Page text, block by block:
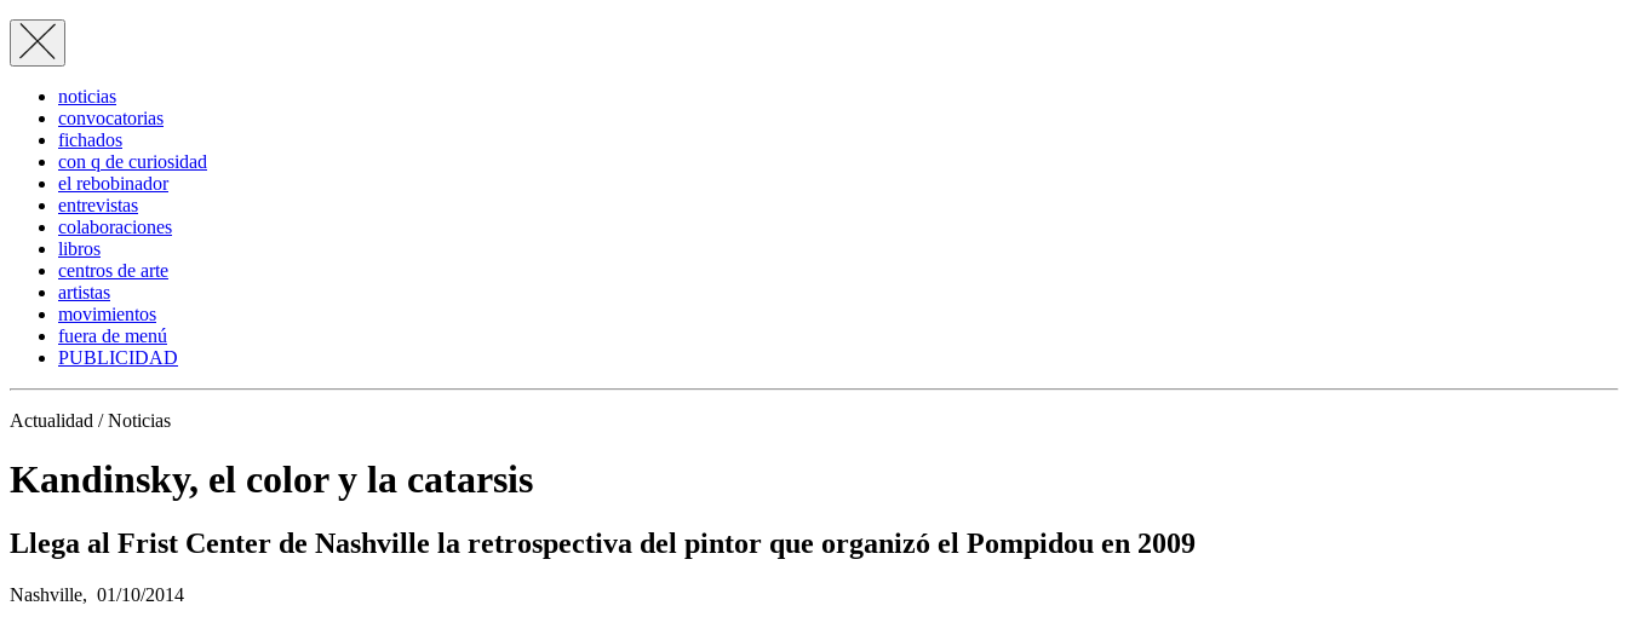
noticias
convocatorias
fichados
con q de curiosidad
el rebobinador
entrevistas
colaboraciones
libros
centros de arte
artistas
movimientos
fuera de menú
PUBLICIDAD
Actualidad / Noticias
Kandinsky, el color y la catarsis
Llega al Frist Center de Nashville la retrospectiva del pintor que organizó el Pompidou en 2009
Nashville, 01/10/2014